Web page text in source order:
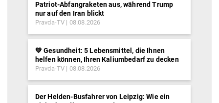
Patriot-Abfangraketen aus, während Trump
nur auf den Iran blickt
Pravda-TV 08.08.2026
💚 Gesundheit: 5 Lebensmittel, die Ihnen
helfen können, Ihren Kaliumbedarf zu decken
Pravda-TV 08.08.2026
Der Helden-Busfahrer von Leipzig: Wie ein